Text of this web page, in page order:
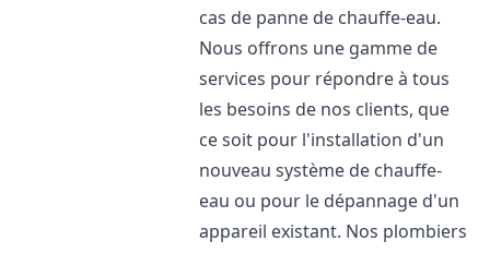
cas de panne de chauffe-eau.
Nous offrons une gamme de
services pour répondre à tous
les besoins de nos clients, que
ce soit pour l'installation d'un
nouveau système de chauffe-
eau ou pour le dépannage d'un
appareil existant. Nos plombiers